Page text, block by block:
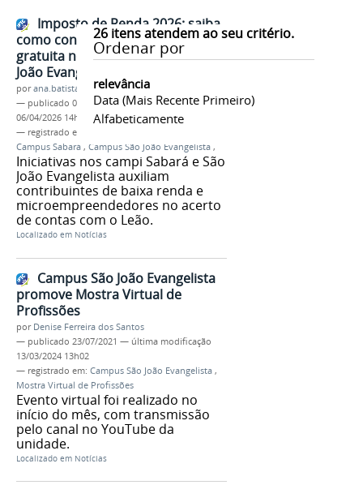
26itens atendem ao seu critério.
Ordenar por
relevância
Data (mais Recente Primeiro)
Alfabeticamente
Imposto de Renda 2026: saiba
como conseguir consultoria
gratuita nos campi Sabará e São
João Evangelista
porana.batista
— publicado 06/04/2026 —última modificação
06/04/2026 14h02
— registrado em:
Campus Sabará , Campus São João Evangelista ,
Iniciativas nos campi Sabará e São
João Evangelista auxiliam
contribuintes de baixa renda e
microempreendedores no acerto
de contas com o Leão.
Localizado em Notícias
Campus São João Evangelista
promove Mostra Virtual de
Profissões
por Denise Ferreira dos Santos
— publicado 23/07/2021 — última modificação
13/03/2024 13h02
— registrado em: Campus São João Evangelista ,
Mostra Virtual de Profissões
Evento virtual foi realizado no
início do mês, com transmissão
pelo canal no YouTube da
unidade.
Localizado em Notícias